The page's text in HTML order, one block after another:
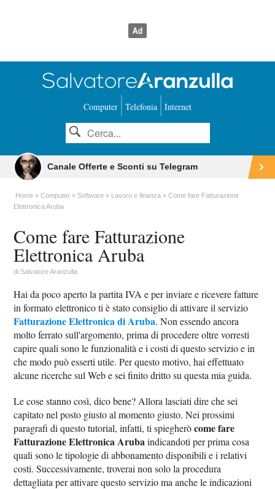
Computer Telefonia Internet
Canale Offerte e Sconti su Telegram
Home Computer Software Lavoro e finanza
Come fare Fatturazione
Elettronica Aruba
Come fare Fatturazione
Elettronica Aruba
diSalvatore Aranzulla
Hai da poco aperto la partita IVA e per inviare e ricevere fatture
in formato elettronico ti è stato consiglio di attivare il servizio
Fatturazione Elettronica di Aruba. Non essendo ancora
molto ferrato sull'argomento, prima di procedere oltre vorresti
capire quali sono le funzionalità e i costi di questo servizio e in
che modo può esserti utile. Per questo motivo, hai effettuato
alcune ricerche sul Web e sei finito dritto su questa mia guida.
Le cose stanno così, dico bene? Allora lasciati dire che sei
capitato nel posto giusto al momento giusto. Nei prossimi
paragrafi di questo tutorial, infatti, ti spiegheròcome fare
Fatturazione Elettronica Arubaindicandoti per prima cosa
quali sono le tipologie di abbonamento disponibili e i relativi
costi. Successivamente, troverai non solo la procedura
dettagliata per attivare questo servizio ma anche le indicazioni